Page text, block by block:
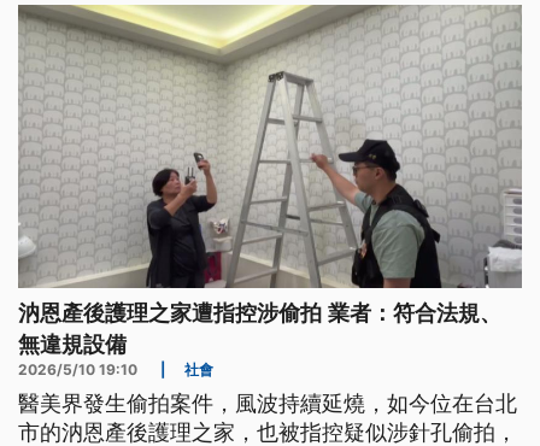
汭恩產後護理之家遭指控涉偷拍 業者：符合法規、
無違規設備
2026/5/10 19:10 社會
醫美界發生偷拍案件，風波持續延燒，如今位在台北
市的汭恩產後護理之家，也被指控疑似涉針孔偷拍，